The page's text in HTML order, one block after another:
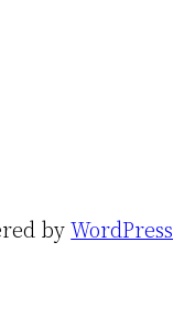
byWordPress